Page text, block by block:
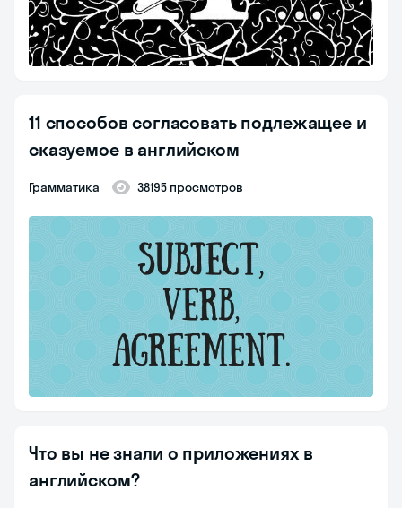
11 способов согласовать подлежащее и
сказуемое в английском
Грамматика 38195 просмотров
Что вы не знали о приложениях в
английском?